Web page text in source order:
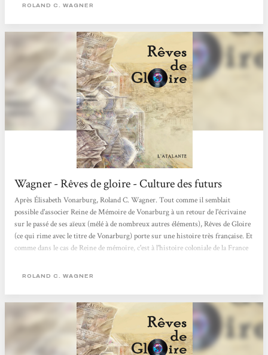
ROLAND C. WAGNER
Wagner - Rêves de gloire - Culture des futurs
Après Élisabeth Vonarburg, Roland C. Wagner. Tout comme il semblait
possible d'associer Reine de Mémoire de Vonarburg à un retour de l'écrivaine
sur le passé de ses aïeux (mêlé à de nombreux autres éléments), Rêves de Gloire
(ce qui rime avec le titre de Vonarburg) porte sur une histoire très française. Et
comme dans le cas de Reine de mémoire, c'est à l'histoire coloniale de la France
dans tous les sens du mot. Ni l'un ni l'autre ne prétendent réhabiliter l'empire
ROLAND C. WAGNER